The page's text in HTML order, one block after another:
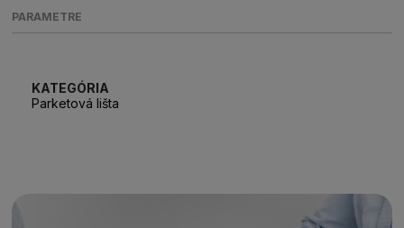
PARAMETRE
KATEGÓRIA
Parketová lišta